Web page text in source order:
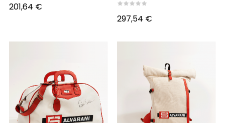
201,64 €
297,54 €